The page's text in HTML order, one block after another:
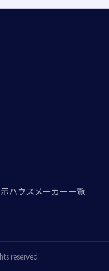
ハウスメーカー一覧
reserved.